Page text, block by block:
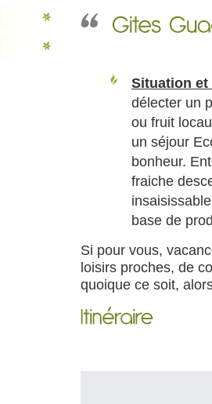
Situation et
délecter un
ou fruit
un séjour
bonheur.
fraiche
base de
Si pour vous,
loisirs proches, de
quoique ce soit,